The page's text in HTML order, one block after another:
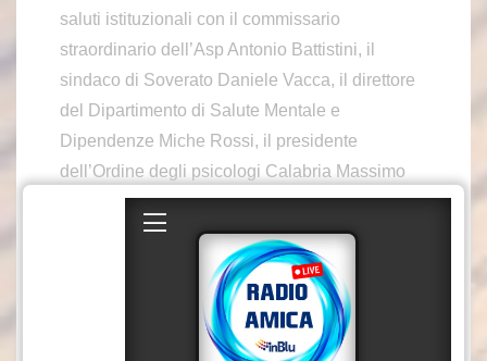
saluti istituzionali con il commissario
straordinario dell’Asp Antonio Battistini, il
sindaco di Soverato Daniele Vacca, il direttore
del Dipartimento di Salute Mentale e
Dipendenze Miche Rossi, il presidente
dell’Ordine degli psicologi Calabria Massimo
Aiello, la presidente Fidapa Soverato Roberta
Ussia, il primo dirigente della Polizia
penitenziaria Salvatore Opipari e la direttrice
dei serd aziendali M. Giulia Audino.
Quest’ultima farà anche la presentazione del
Progetto Gap, dando il via alla serie degli